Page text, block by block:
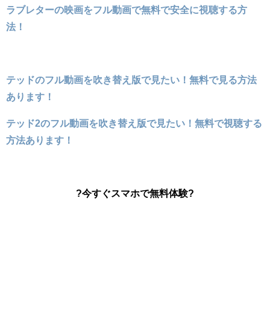
ラブレターの映画をフル動画で無料で安全に視聴する方
法！
テッドのフル動画を吹き替え版で見たい！無料で見る方法
あります！
テッド2のフル動画を吹き替え版で見たい！無料で視聴する
方法あります！
?今すぐスマホで無料体験?